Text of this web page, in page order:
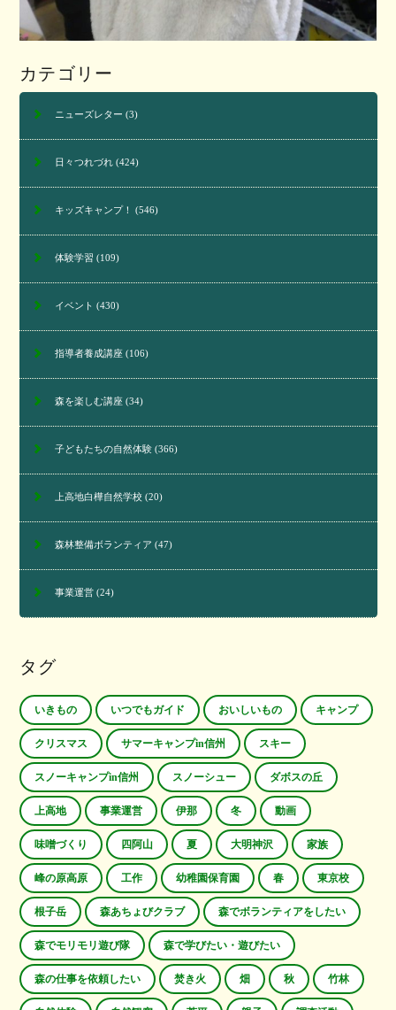
カテゴリー
ニューズレター (3)
日々つれづれ(424)
キッズキャンプ！ (546)
体験学習 (109)
イベント (430)
指導者養成講座(106)
森を楽しむ講座(34)
子どもたちの自然体験(366)
上高地白樺自然学校(20)
森林整備ボランティア (47)
事業運営(24)
タグ
いきもの いつでもガイド おいしいもの キャンプ
クリスマス サマーキャンプin信州 スキー
スノーキャンプin信州 スノーシュー ダボスの丘
上高地 事業運営 伊那 冬 動画
味噌づくり 四阿山 夏 大明神沢 家族
峰の原高原 工作 幼稚園保育園 春 東京校
根子岳 森あちょびクラブ 森でボランティアをしたい
森でモリモリ遊び隊 森で学びたい・遊びたい
森の仕事を依頼したい 焚き火 畑 秋 竹林